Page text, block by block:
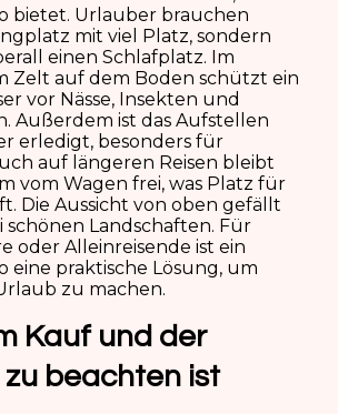
bietet. Urlauber brauchen
mit viel Platz, sondern
einen Schlafplatz. Im
Zelt auf dem Boden schützt ein
vor Nässe, Insekten und
Außerdem ist das Aufstellen
erledigt, besonders für
auf längeren Reisen bleibt
vom Wagen frei, was Platz für
Die Aussicht von oben gefällt
schönen Landschaften. Für
oder Alleinreisende ist ein
eine praktische Lösung, um
zu machen.
Kauf und der
zu beachten ist